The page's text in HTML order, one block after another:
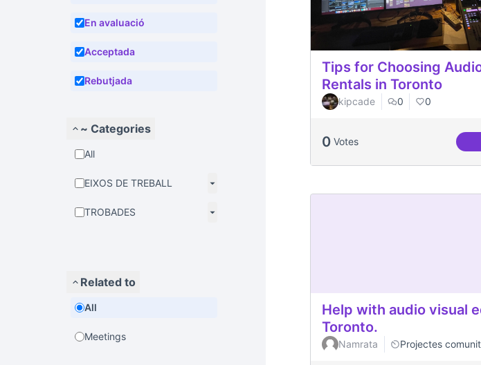
En avaluació
Acceptada
Rebutjada
~ Categories
All
EIXOS DE TREBALL
TROBADES
Related to
All
Meetings
Tips for Choosing
Rentals in Toronto
kipcade 0 0
0 Votes
Help with audio visual
Toronto.
Namrata Projectes